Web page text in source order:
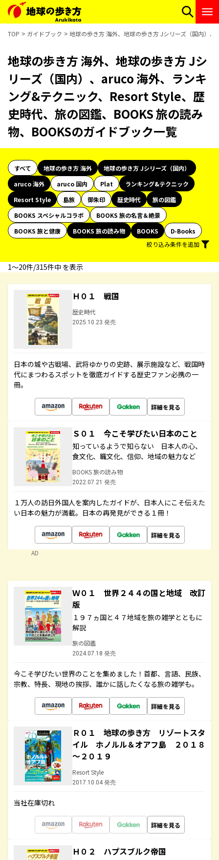
TOP ガイドブック 地球の歩き方 海外、地球の歩き方 Jシリーズ（国内）
地球の歩き方 海外、地球の歩き方 Jシ
リーズ（国内）、aruco 海外、ランキ
ング&テクニック、Resort Style、歴
史時代、旅の図鑑、BOOKS 旅の読み
物、BOOKSのガイドブック一覧
すべて 地球の歩き方 海外
地球の歩き方 Jシリーズ（国内）
aruco 海外
aruco 国内 Plat
ランキング&テクニック
Resort Style
島旅 御朱印 歴史時代
旅の図鑑
BOOKS スペシャルコラボ
BOOKS 旅の名言＆絶景
BOOKS 旅と健康
BOOKS 旅の読み物 BOOKS
D-Books
絞り込み条件を追加
1〜20件/315件中 を表示
Ｈ０１ 戦国
歴史時代
2025.10.23 発売
日本の城や古戦場、武将ゆかりの史跡、展示施設など、戦国時
代にまつわるスポットを徹底ガイドする歴史ファン必携の一
冊。
詳細を見る
Ｓ０１ 今こそ学びたい日本のこと
知っているようで知らない 日本人の心、
食文化、職文化、信仰、地域の魅力など
BOOKS 旅の読み物
2022.07.21 発売
１万人の訪日外国人を案内したガイドが、日本人にこそ伝えた
い日本の魅力が満載。日本の再発見ができる１冊！
詳細を見る
AD
Ｗ０１ 世界２４４の国と地域 改訂
版
１９７ヵ国と４７地域を旅の雑学とともに
解説
旅の図鑑
2024.07.18 発売
今こそ学びたい世界のことを集めました！首都、言語、民族、
宗教、特長、現地の挨拶、誰かに話したくなる旅の雑学も。
詳細を見る
Ｒ０１ 地球の歩き方 リゾートスタ
イル ホノルル＆オアフ島 ２０１８
～２０１９
Resort Style
2017.10.04 発売
当社在庫切れ
詳細を見る
Ｈ０２ ハプスブルク帝国